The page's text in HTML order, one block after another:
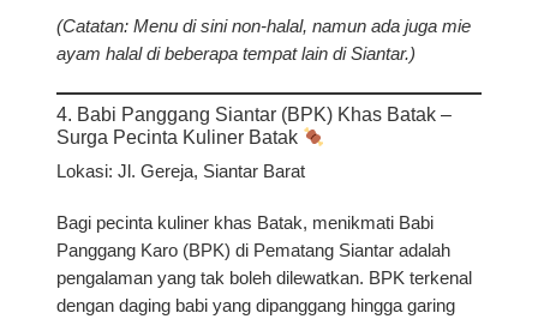
(Catatan: Menu di sini non-halal, namun ada juga mie
ayam halal di beberapa tempat lain di Siantar.)
4. Babi Panggang Siantar (BPK) Khas Batak –
Surga Pecinta Kuliner Batak
Lokasi: Jl. Gereja, Siantar Barat
Bagi pecinta kuliner khas Batak, menikmati Babi
Panggang Karo (BPK) di Pematang Siantar adalah
pengalaman yang tak boleh dilewatkan. BPK terkenal
dengan daging babi yang dipanggang hingga garing